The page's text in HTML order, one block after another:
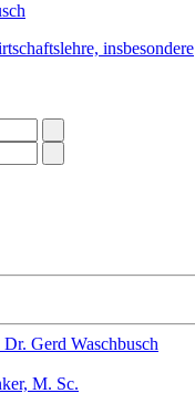
insbesondere
Gerd Waschbusch
M. Sc.